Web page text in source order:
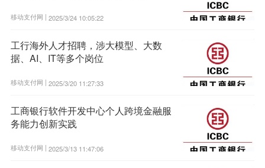
移动支付网 | 2025/3/24 10:05:22
工行海外人才招聘，涉大模型、大数
据、AI、IT等多个岗位
移动支付网 | 2025/3/20 11:27:33
工商银行软件开发中心个人跨境金融服
务能力创新实践
移动支付网 | 2025/3/13 11:47:06